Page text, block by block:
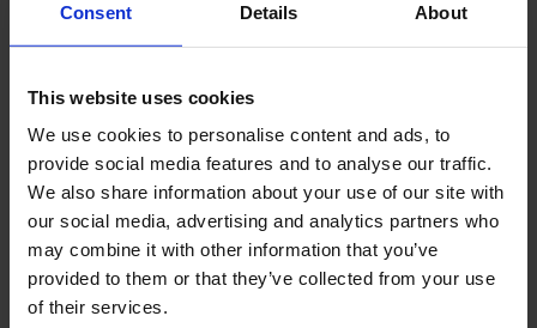
Consent Details About
This website uses cookies
We use cookies to personalise content and ads, to
provide social media features and to analyse our traffic.
We also share information about your use of our site with
our social media, advertising and analytics partners who
may combine it with other information that you’ve
provided to them or that they’ve collected from your use
of their services.
Art.-Nr.: 5800_579_909
Material & Pflege:
Material:
Oberstoff: 71% recyceltes Polyamid,29% Elasthan
Innenfutter: 88% Polyamid,12% Elasthan
Care Symbols: